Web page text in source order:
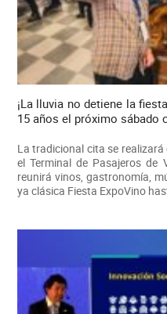
¡La lluvia no detiene la
15 años el próximo sábado
La tradicional cita se
el Terminal de Pasajeros de
reunirá vinos, gastronomía,
ya clásica Fiesta ExpoVino